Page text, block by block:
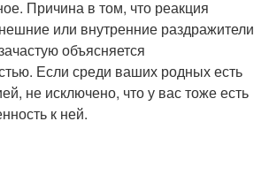
Причина в том, что реакция
или внутренние раздражители
объясняется
Если среди ваших родных есть
не исключено, что у вас тоже есть
к ней.